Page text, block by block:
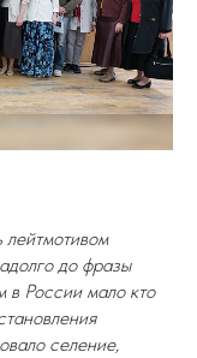
лейтмотивом
до фразы
в России мало кто
селение,